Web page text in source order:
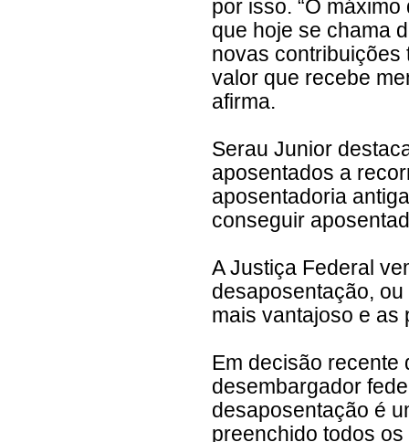
por isso. “O
que hoje se chama
novas contribuições
valor que recebe
afirma.
Serau Junior
aposentados a
aposentadoria
conseguir
A Justiça Federal
desaposentação,
mais vantajoso e as
Em decisão recente
desembargador
desaposentação é
preenchido todos